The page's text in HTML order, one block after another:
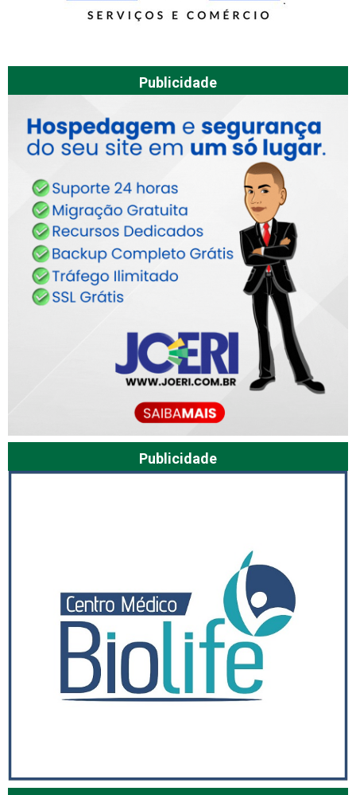
Publicidade
Publicidade